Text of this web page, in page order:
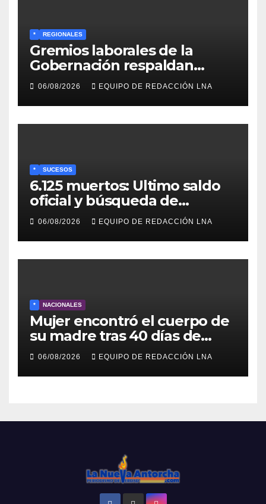
* REGIONALES
Gremios laborales de la
Gobernación respaldan
propuesta de Bono
Recreativo de 100 dólares
para jubilados, pensionados y
activos
06/08/2026 EQUIPO DE REDACCIÓN LNA
* SUCESOS
6.125 muertos: Ultimo saldo
oficial y búsqueda de
cadáveres continúa entre los
escombros
06/08/2026 EQUIPO DE REDACCIÓN LNA
* NACIONALES
Mujer encontró el cuerpo de
su madre tras 40 días de
búsqueda en Tanaguarena
06/08/2026 EQUIPO DE REDACCIÓN LNA